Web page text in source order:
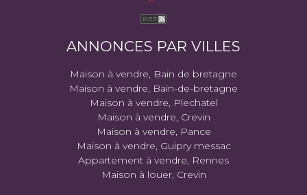
ANNONCES PAR VILLES
Maison à vendre, Bain de bretagne
Maison à vendre, Bain-de-bretagne
Maison à vendre, Plechatel
Maison à vendre, Crevin
Maison à vendre, Pance
Maison à vendre, Guipry messac
Appartement à vendre, Rennes
Maison à louer, Crevin